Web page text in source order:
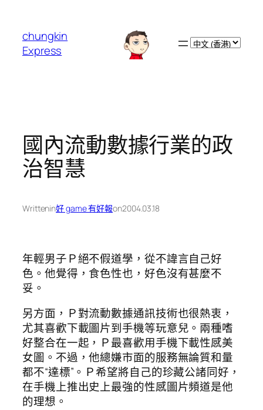
chungkin
Express
Choose
國內流動數據行業的政
治智慧
Writtenin好 game 有好報on2004.03.18
年輕男子Ｐ絕不假道學，從不諱言自己好
色。他覺得，食色性也，好色沒有甚麼不
妥。
另方面，Ｐ對流動數據通訊技術也很熱衷，
尤其喜歡下載圖片到手機等玩意兒。兩種嗜
好整合在一起，Ｐ最喜歡用手機下載性感美
女圖。不過，他總嫌市面的服務無論質和量
都不“達標”。Ｐ希望將自己的珍藏公諸同好，
在手機上推出史上最強的性感圖片頻道是他
的理想。